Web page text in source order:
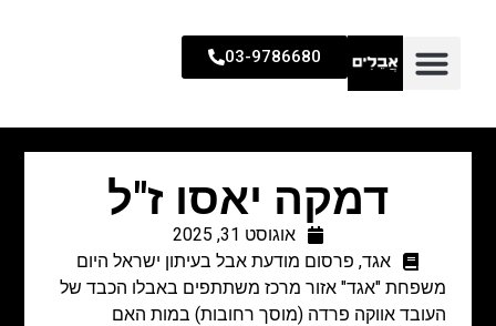
03-9786680
דמקה יאסו ז"ל
אוגוסט 31, 2025
אגד, פרסום מודעת אבל בעיתון ישראל היום
משפחת "אגד" אזור מרכז משתתפים באבלו הכבד של
העובד אווקה פרדה (מוסך רחובות) במות האם